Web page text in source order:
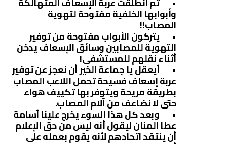
وأبوابها الخلفية مفتوحة لتهوية
المصاب!!
• يتركون الأبواب مفتوحة من توفير
التهوية للمصابين وسائق الإسعاف يدخن
أثناء نقلهم للمستشفى!
• أيعقل يا جماعة الخير أن نعجز عن توفير
عربة إسعاف فسيحة تحمل اللاعب المصاب
بطريقة مريحة ويتوفر بها تكييف هواء
حتى لا نضاعف من آلام المصاب.
• وبعد كل هذا السوء يخرج علينا أسامة
عطا المنان ليقول أنه ليس من حق الإعلام
أن ينتقد اتحادهم لأنه يقوم بعمله على